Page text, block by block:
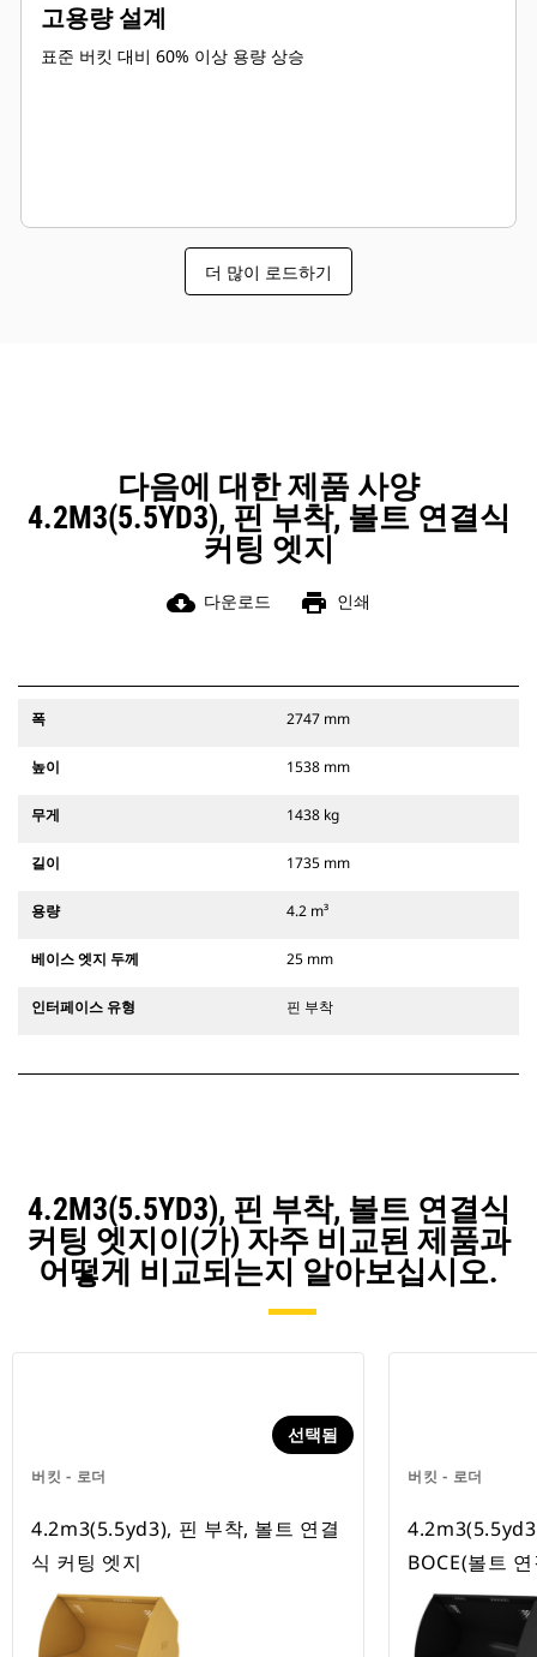
고용량 설계
표준 버킷 대비 60% 이상 용량 상승
더 많이 로드하기
다음에 대한 제품 사양
4.2M3(5.5YD3), 핀 부착, 볼트 연결식
커팅 엣지
cloud_download 다운로드 print 인쇄
폭 2747 mm
높이 1538 mm
무게 1438 kg
길이 1735 mm
용량 4.2 m³
베이스 엣지 두께 25 mm
인터페이스 유형 핀 부착
4.2M3(5.5YD3), 핀 부착, 볼트 연결식
커팅 엣지이(가) 자주 비교된 제품과
어떻게 비교되는지 알아보십시오.
버킷 - 로더
선택됨
4.2m3(5.5yd3), 핀 부착, 볼트 연결
식 커팅 엣지
버킷 - 로더
BOCE(볼트